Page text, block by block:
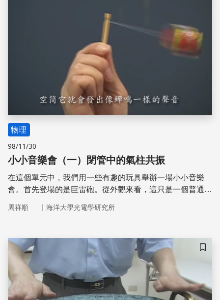
手捏其他點，則金屬棒被分成長度不同的兩段。兩段金屬棒
物理
98/11/30
小小音樂會（一）閉管中的氣柱共振
在這個單元中，我們用一些有趣的玩具舉辦一場小小音樂
會。首先登場的是巨雷砲。從外觀來看，這只是一個普通的
彈簧。­拉長彈簧後鬆手，彈簧輕擊薄木板，木筒便發出如巨
笛。鳥笛是用一個空筒及一根吹管做成的。經由吹管對空筒
吹氣，鳥笛便會發出悅耳的聲音。在空筒中加水，鳥笛產生
的聲音頻率會變高。筒中水越多，鳥笛聲音頻率­越高。 下
一個是蟬鳴玩具。蟬鳴玩具是利用一支竹筷、一個空筒、及
一條細線做成的。用細線將空筒綁在竹筷上，手持竹筷轉動
使空筒做圓週運動，空筒便會產生悅耳的蟬鳴聲。 接下來
周祥順 ｜ 海洋大學光電學研究所
儲存